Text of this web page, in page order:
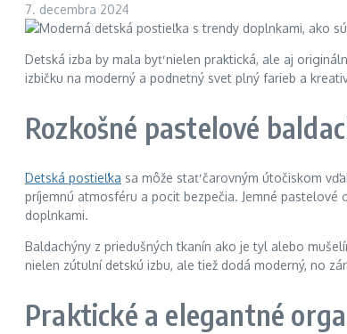
7. decembra 2024
Detská izba by mala byť nielen praktická, ale aj
izbičku na moderný a podnetný svet plný farieb a
Rozkošné pastelové
Detská postieľka sa môže stať čarovným útočiskom
príjemnú atmosféru a pocit bezpečia. Jemné
doplnkami.
Baldachýny z priedušných tkanín ako je tyl alebo
nielen zútulní detskú izbu, ale tiež dodá moderný, no
Praktické a elegantné